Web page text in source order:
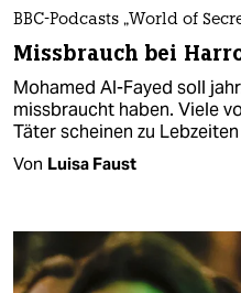
BBC-Podcasts „World of
Missbrauch bei
Mohamed Al-Fayed soll
missbraucht haben. Viele
Täter scheinen zu
Von Luisa Faust